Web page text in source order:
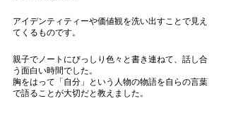
アイデンティティーや価値観を洗い出すことで見え
てくるものです。
親子でノートにびっしり色々と書き連ねて、話し合
う面白い時間でした。
胸をはって「自分」という人物の物語を自らの言葉
で語ることが大切だと教えました。